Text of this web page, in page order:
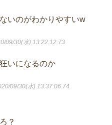
いのがわかりやすいw
09/30(水) 13:22:12.73
いになるのか
09/30(水) 13:37:06.74
？